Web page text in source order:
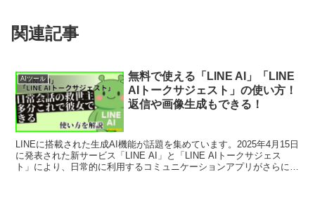
関連記事
AIツール
無料で使える「LINE AI」「LINE
AIトークサジェスト」の使い方！
返信や画像生成もできる！
LINEに搭載された生成AI機能が話題を集めています。2025年4月15日
に発表された新サービス「LINE AI」と「LINE AIトークサジェス
ト」により、日常的に利用するコミュニケーションアプリがさらに便